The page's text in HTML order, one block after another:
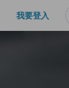
我要登入